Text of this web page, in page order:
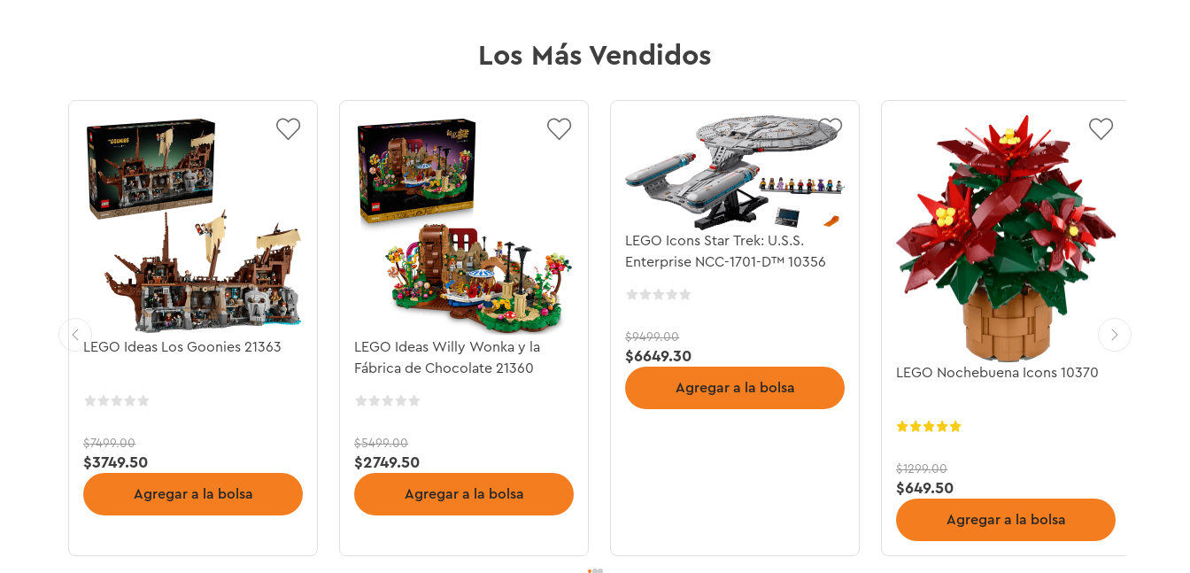
Los Más Vendidos
LEGO Ideas Los Goonies 21363
$7499.00
$3749.50
Agregar a la bolsa
LEGO Ideas Willy Wonka y la
Fábrica de Chocolate 21360
$5499.00
$2749.50
Agregar a la bolsa
LEGO Icons Star Trek: U.S.S.
Enterprise NCC-1701-D™ 10356
$9499.00
$6649.30
Agregar a la bolsa
LEGO Nochebuena Icons 10370
$1299.00
$649.50
Agregar a la bolsa